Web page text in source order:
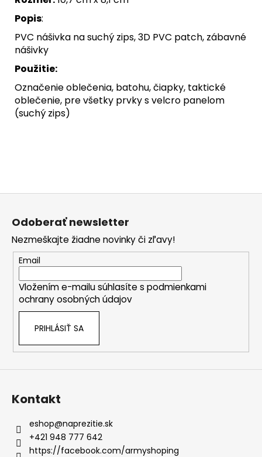
Popis:
PVC nášivka na suchý zips, 3D PVC patch, zábavné
nášivky
Použitie:
Označenie oblečenia, batohu, čiapky, taktické
oblečenie, pre všetky prvky s velcro panelom
(suchý zips)
Odoberať newsletter
Nezmeškajte žiadne novinky či zľavy!
Email
Vložením e-mailu súhlasíte s podmienkami
ochrany osobných údajov
PRIHLÁSIŤ SA
Kontakt
eshop@naprezitie.sk
+421 948 777 642
https://facebook.com/armyshoping